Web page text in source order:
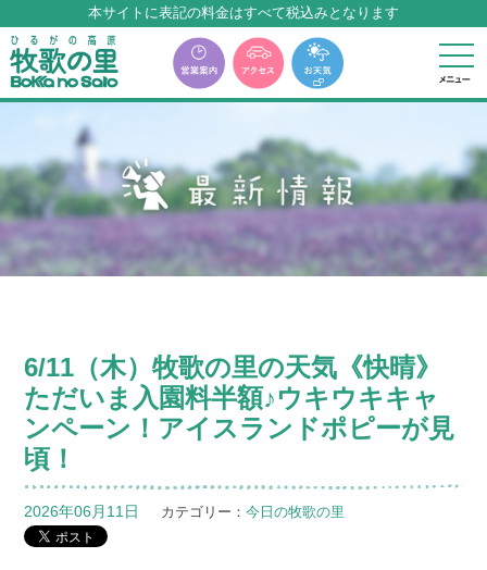
牧歌の里温泉『牧華』は12月中旬まで休館いたします。
6/11（木）牧歌の里の天気《快晴》
ただいま入園料半額♪ウキウキキャ
ンペーン！アイスランドポピーが見
頃！
2026年06月11日 カテゴリー：今日の牧歌の里